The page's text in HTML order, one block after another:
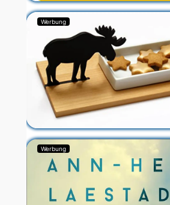
Werbung
Werbung